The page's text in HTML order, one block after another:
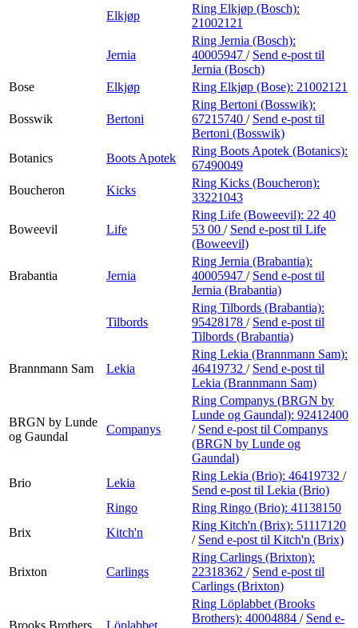
Elkjøp
Ring Elkjøp (Bosch):
21002121
Jernia
Ring Jernia (Bosch):
40005947 / Send e-post til
Jernia (Bosch)
Bose
Elkjøp Ring Elkjøp (Bose): 21002121
Bosswik Bertoni
Ring Bertoni (Bosswik):
67215740 / Send e-post til
Bertoni (Bosswik)
Botanics
Boots Apotek
Ring Boots Apotek (Botanics):
67490049
Boucheron
Kicks
Ring Kicks (Boucheron):
33221043
Boweevil Life
Ring Life (Boweevil): 22 40
53 00 / Send e-post til Life
(Boweevil)
Brabantia Jernia
Ring Jernia (Brabantia):
40005947 / Send e-post til
Jernia (Brabantia)
Tilbords
Ring Tilbords (Brabantia):
95428178 / Send e-post til
Tilbords (Brabantia)
Brannmann Sam Lekia
Ring Lekia (Brannmann Sam):
46419732 / Send e-post til
Lekia (Brannmann Sam)
BRGN by Lunde
og Gaundal
Companys
Ring Companys (BRGN by
Lunde og Gaundal): 92412400
/ Send e-post til Companys
(BRGN by Lunde og
Gaundal)
Brio
Lekia
Ring Lekia (Brio): 46419732 /
Send e-post til Lekia (Brio)
Ringo
Ring Ringo (Brio): 41138150
Brix
Kitch'n
Ring Kitch'n (Brix): 51117120
/ Send e-post til Kitch'n (Brix)
Brixton Carlings
Ring Carlings (Brixton):
22318362 / Send e-post til
Carlings (Brixton)
Brooks Brothers Löplabbet
Ring Löplabbet (Brooks
Brothers): 40004884 / Send e-